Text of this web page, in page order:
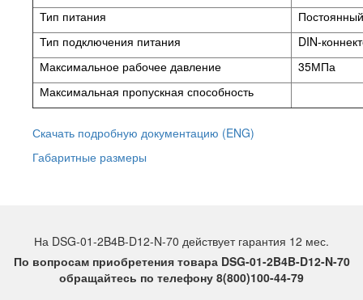
Тип питания
Тип подключения питания
DIN-
Максимальное рабочее давление
35МПа
Максимальная пропускная способность
Скачать подробную документацию (ENG)
Габаритные размеры
На DSG-01-2B4B-D12-N-70 действует гарантия 12 мес.
По вопросам приобретения товара DSG-01-2B4B-D12-N-70
обращайтесь по телефону 8(800)100-44-79